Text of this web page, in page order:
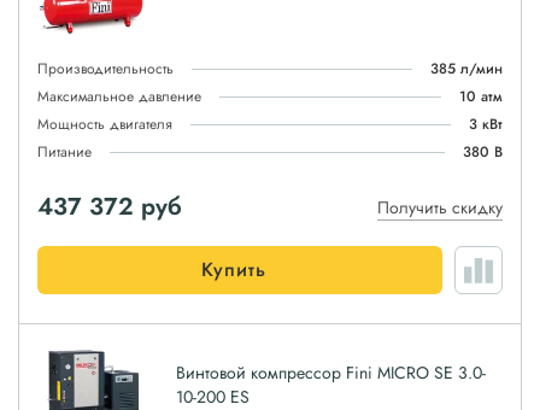
Производительность
385 л/мин
Максимальное давление
10 атм
Мощность двигателя
3 кВт
Питание
380 В
437 372 руб Получить скидку
Купить
Винтовой компрессор Fini MICRO SE 3.0-
10-200 ES